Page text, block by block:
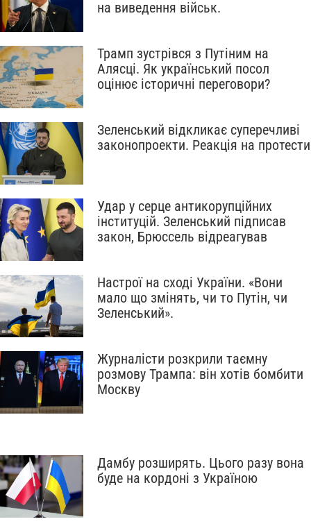
на виведення військ.
Трамп зустрівся з Путіним на
Алясці. Як український посол
оцінює історичні переговори?
Зеленський відкликає суперечливі
законопроекти. Реакція на протести
Удар у серце антикорупційних
інституцій. Зеленський підписав
закон, Брюссель відреагував
Настрої на сході України. «Вони
мало що змінять, чи то Путін, чи
Зеленський».
Журналісти розкрили таємну
розмову Трампа: він хотів бомбити
Москву
Дамбу розширять. Цього разу вона
буде на кордоні з Україною